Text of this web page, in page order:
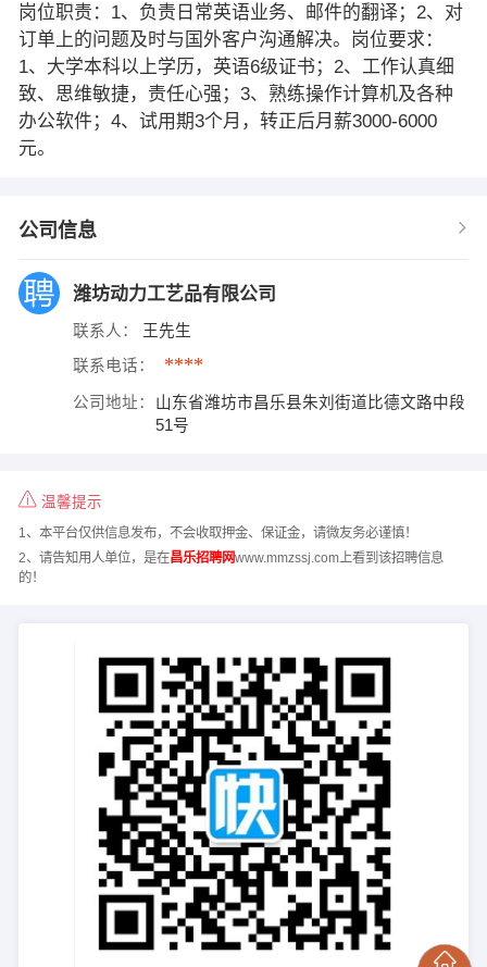
岗位职责：1、负责日常英语业务、邮件的翻译；2、对
订单上的问题及时与国外客户沟通解决。岗位要求：
1、大学本科以上学历，英语6级证书；2、工作认真细
致、思维敏捷，责任心强；3、熟练操作计算机及各种
办公软件；4、试用期3个月，转正后月薪3000-6000
元。
公司信息
潍坊动力工艺品有限公司
联系人： 王先生
联系电话： ****
公司地址：
山东省潍坊市昌乐县朱刘街道比德文路中段
51号
温馨提示
1、本平台仅供信息发布，不会收取押金、保证金，请微友务必谨慎！
2、请告知用人单位，是在昌乐招聘网www.mmzssj.com上看到该招聘信息
的！